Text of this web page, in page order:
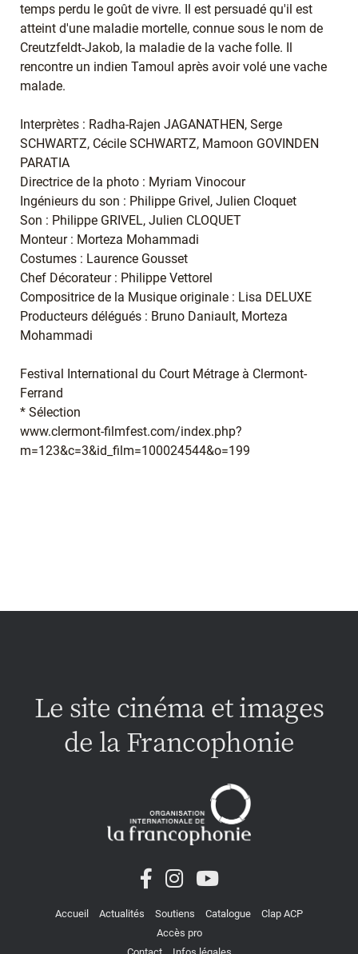
temps perdu le goût de vivre. Il est persuadé qu'il est
atteint d'une maladie mortelle, connue sous le nom de
Creutzfeldt-Jakob, la maladie de la vache folle. Il
rencontre un indien Tamoul après avoir volé une vache
malade.
Interprètes : Radha-Rajen JAGANATHEN, Serge
SCHWARTZ, Cécile SCHWARTZ, Mamoon GOVINDEN
PARATIA
Directrice de la photo : Myriam Vinocour
Ingénieurs du son : Philippe Grivel, Julien Cloquet
Son : Philippe GRIVEL, Julien CLOQUET
Monteur : Morteza Mohammadi
Costumes : Laurence Gousset
Chef Décorateur : Philippe Vettorel
Compositrice de la Musique originale : Lisa DELUXE
Producteurs délégués : Bruno Daniault, Morteza
Mohammadi
Festival International du Court Métrage à Clermont-
Ferrand
* Sélection
www.clermont-filmfest.com/index.php?
m=123&c=3&id_film=100024544&o=199
Le site cinéma et images
de la Francophonie
Accueil Actualités Soutiens Catalogue
Clap ACP
Accès pro